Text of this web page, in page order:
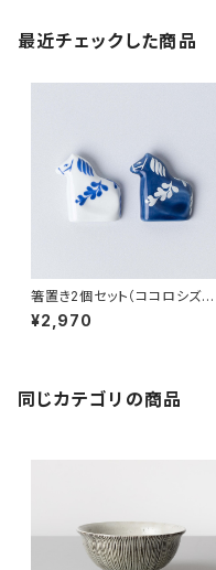
最近チェックした商品
箸置き2個セット（ココロシズカ
の午） / Lisa Larson リサ・ラ
ーソン
¥2,970
同じカテゴリの商品